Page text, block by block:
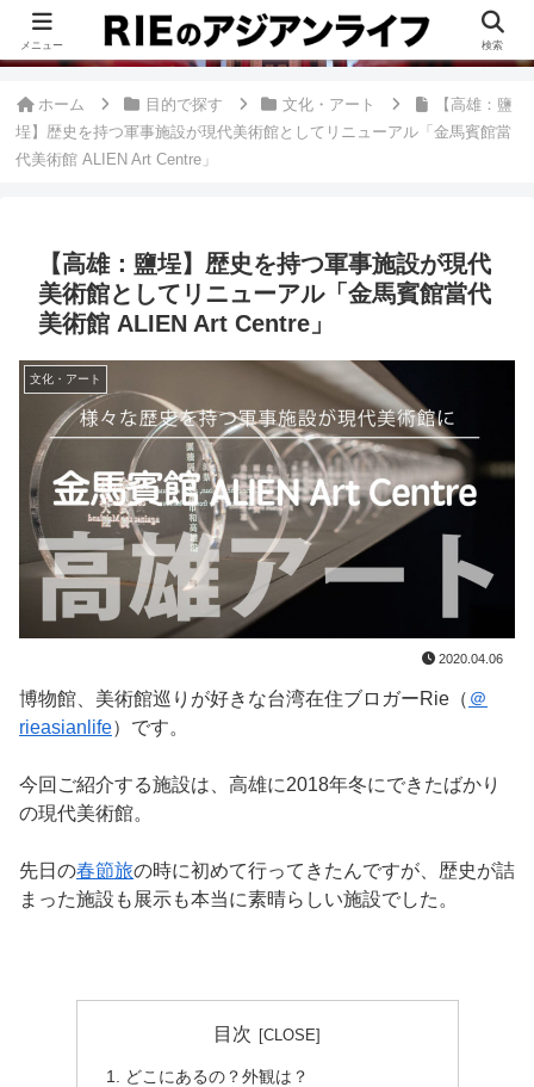
このブログは、台湾が好きすぎて移住したRieがグルメ、観光、生活・ビジネ
ス情報、アジア旅経験などをまとめた台湾ブログです。
ホーム 目的で探す 文化・アート
【高雄：鹽
埕】歴史を持つ軍事施設が現代美術館としてリニューアル「金馬賓館當
代美術館 ALIEN Art Centre」
【高雄：鹽埕】歴史を持つ軍事施設が現代
美術館としてリニューアル「金馬賓館當代
美術館 ALIEN Art Centre」
文化・アート
2020.04.06
博物館、美術館巡りが好きな台湾在住ブロガーRie（ ＠
rieasianlife）です。
今回ご紹介する施設は、高雄に2018年冬にできたばかり
の現代美術館。
先日の春節旅の時に初めて行ってきたんですが、歴史が詰
まった施設も展示も本当に素晴らしい施設でした。
目次
どこにあるの？外観は？
メニュー 検索